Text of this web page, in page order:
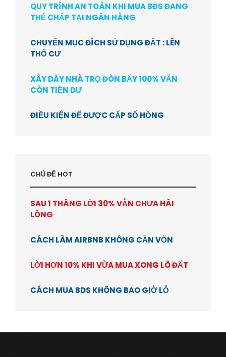
QUY TRÌNH AN TOÀN KHI MUA BĐS ĐANG
THẾ CHẤP TẠI NGÂN HÀNG
CHUYỂN MỤC ĐÍCH SỬ DỤNG ĐẤT : LÊN
THỔ CƯ
XÂY DÃY NHÀ TRỌ ĐÒN BẨY 100% VẪN
CÒN TIỀN DƯ
ĐIỀU KIỆN ĐỂ ĐƯỢC CẤP SỔ HỒNG
CHỦ ĐỂ HOT
SAU 1 THÁNG LỜI 30% VẪN CHƯA HÀI
LÒNG
CÁCH LÀM AIRBNB KHÔNG CẦN VỐN
LỜI HƠN 10% KHI VỪA MUA XONG LÔ ĐẤT
CÁCH MUA BDS KHÔNG BAO GIỜ LỖ